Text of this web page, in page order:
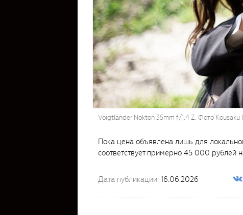
Voigtländer Nokton 35mm f/1.4 Z. Фото Kousaku
Пока цена объявлена лишь для
соответствует примерно 45 000 рублей
Дата публикации: 16.06.2026